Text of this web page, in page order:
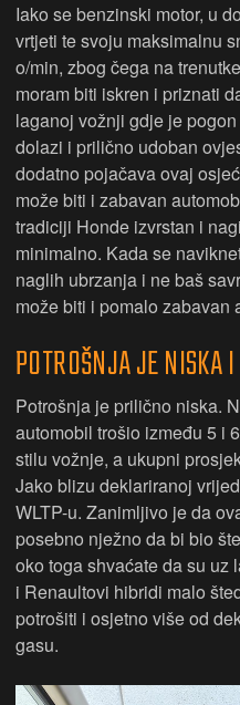
Iako se benzinski motor, u
vrtjeti te svoju maksimalnu
o/min, zbog čega na
moram biti iskren i priznati
laganoj vožnji gdje je
dolazi i prilično udoban
dodatno pojačava ovaj
može biti i zabavan
tradiciji Honde izvrstan i
minimalno. Kada se
naglih ubrzanja i ne baš
može biti i pomalo zabavan
POTROŠNJA JE NISKA
Potrošnja je prilično niska.
automobil trošio između 5 i
stilu vožnje, a ukupni
Jako blizu deklariranoj
WLTP-u. Zanimljivo je da
posebno nježno da bi bio
oko toga shvaćate da su uz
i Renaultovi hibridi malo
potrošiti i osjetno više od
gasu.